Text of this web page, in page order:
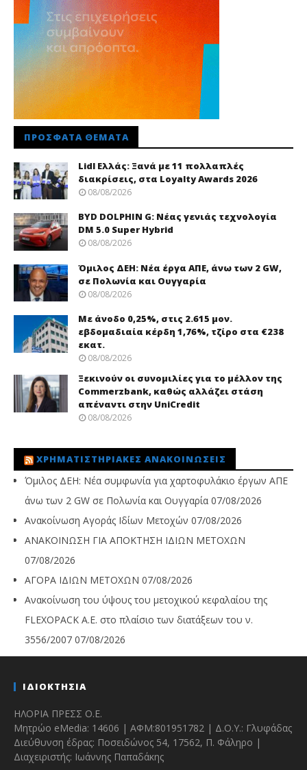
ΠΡΌΣΦΑΤΑ ΘΈΜΑΤΑ
Lidl Ελλάς: Ξανά με 11 πολλαπλές
διακρίσεις, στα Loyalty Awards 2026
08/08/2026
BYD DOLPHIN G: Νέας γενιάς τεχνολογία
DM 5.0 Super Hybrid
08/08/2026
Όμιλος ΔΕΗ: Νέα έργα ΑΠΕ, άνω των 2 GW,
σε Πολωνία και Ουγγαρία
08/08/2026
Με άνοδο 0,25%, στις 2.615 μον.
εβδομαδιαία κέρδη 1,76%, τζίρο στα €238
εκατ.
08/08/2026
Ξεκινούν οι συνομιλίες για το μέλλον της
Commerzbank, καθώς αλλάζει στάση
απέναντι στην UniCredit
08/08/2026
ΧΡΗΜΑΤΙΣΤΗΡΙΑΚΈΣ ΑΝΑΚΟΙΝΏΣΕΙΣ
Όμιλος ΔΕΗ: Νέα συμφωνία για χαρτοφυλάκιο έργων ΑΠΕ
άνω των 2 GW σε Πολωνία και Ουγγαρία 07/08/2026
Ανακοίνωση Αγοράς Ιδίων Μετοχών 07/08/2026
ΑΝΑΚΟΙΝΩΣΗ ΓΙΑ ΑΠΟΚΤΗΣΗ ΙΔΙΩΝ ΜΕΤΟΧΩΝ
07/08/2026
ΑΓΟΡΑ ΙΔΙΩΝ ΜΕΤΟΧΩΝ 07/08/2026
Ανακοίνωση του ύψους του μετοχικού κεφαλαίου της
FLEXOPACK A.E. στο πλαίσιο των διατάξεων του ν.
3556/2007 07/08/2026
ΙΔΙΟΚΤΗΣΙΑ
ΗΛΟΡΙΑ ΠΡΕΣΣ Ο.Ε.
Μητρώο eMedia: 14606 | ΑΦΜ:801951782 | Δ.Ο.Υ.: Γλυφάδας
Διεύθυνση έδρας: Ποσειδώνος 54, 17562, Π. Φάληρο |
Διαχειριστής: Ιωάννης Παπαδάκης